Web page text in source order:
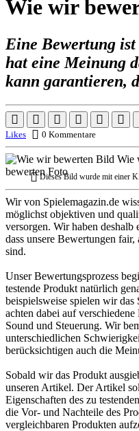
Wie wir
Eine Bewertung
hat eine Meinung
kann garantieren,
Likes
0 Kommentare
Dieses Bild wurde mit einer
Wir von Spielemagazin.de
möglichst objektiven und
versorgen. Wir haben deshalb
dass unsere Bewertungen
sind.
Unser Bewertungsprozess
testende Produkt natürlich
beispielsweise spielen wir das
achten dabei auf
Sound und Steuerung. Wir
unterschiedlichen
berücksichtigen auch die
Sobald wir das Produkt
unseren Artikel. Der Artikel
Eigenschaften des zu
die Vor- und Nachteile des
vergleichbaren Produkten